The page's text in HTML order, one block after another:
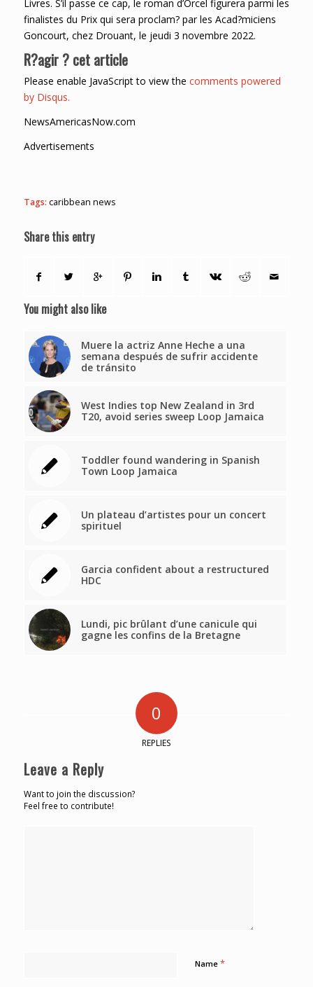
Livres. S’il passe ce cap, le roman d’Orcel figurera parmi les
finalistes du Prix qui sera proclam? par les Acad?miciens
Goncourt, chez Drouant, le jeudi 3 novembre 2022.
R?agir ? cet article
Please enable JavaScript to view the comments powered
by Disqus.
NewsAmericasNow.com
Advertisements
Tags: caribbean news
Share this entry
You might also like
Muere la actriz Anne Heche a una
semana después de sufrir accidente
de tránsito
West Indies top New Zealand in 3rd
T20, avoid series sweep Loop Jamaica
Toddler found wandering in Spanish
Town Loop Jamaica
Un plateau d’artistes pour un concert
spirituel
Garcia confident about a restructured
HDC
Lundi, pic brûlant d’une canicule qui
gagne les confins de la Bretagne
0
REPLIES
Leave a Reply
Want to join the discussion?
Feel free to contribute!
Name *